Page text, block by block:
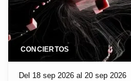
CONCIERTOS
Del 18 sep 2026 al 20 sep 2026